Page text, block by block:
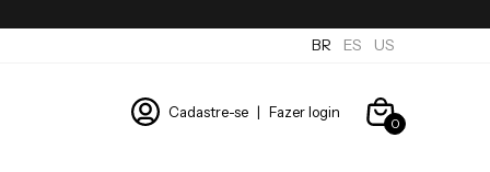
BR ES US
Cadastre-se | Fazer login
0